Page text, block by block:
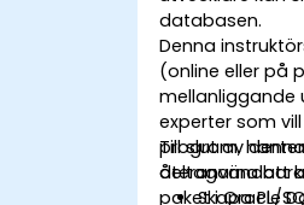
databasen.
Denna
(online eller på
mellanliggande
experter som
program,
paket i Oracle
Till slut av
deltagarna att
Skapa PL/